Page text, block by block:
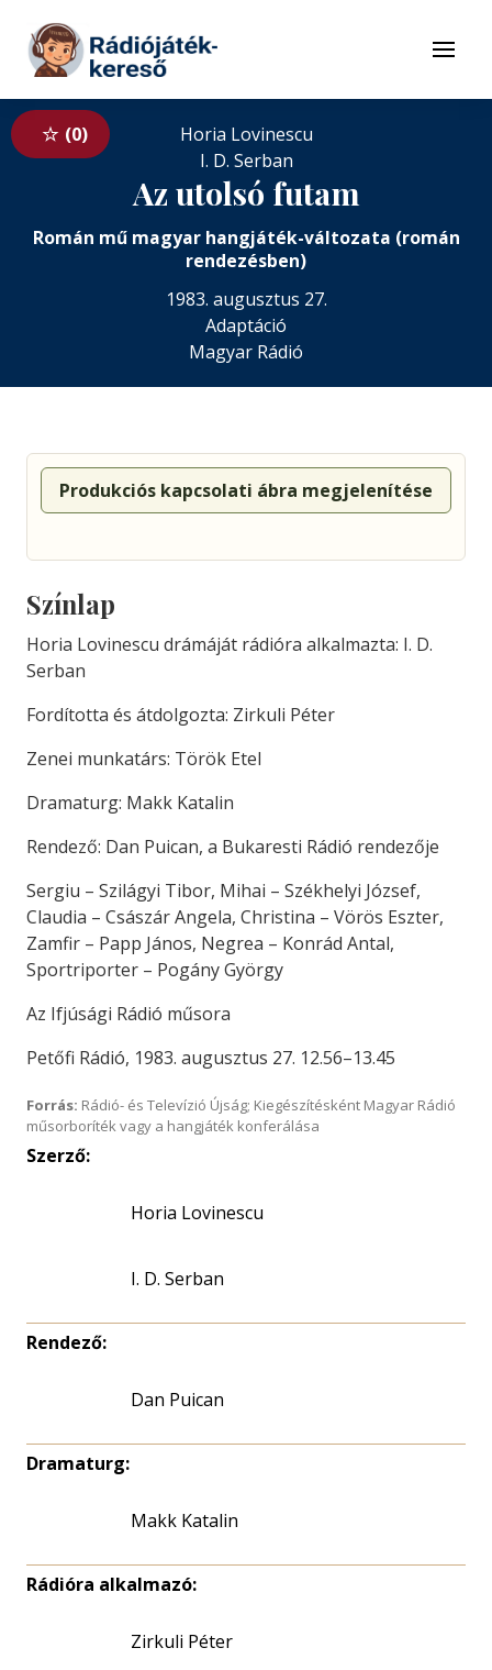
Tovább a tartalomhoz
Menü
0
Horia Lovinescu
I. D. Serban
Az utolsó futam
Román mű magyar hangjáték-változata (román
rendezésben)
1983. augusztus 27.
Adaptáció
Magyar Rádió
Produkciós kapcsolati ábra megjelenítése
Színlap
Horia Lovinescu drámáját rádióra alkalmazta: I. D.
Serban
Fordította és átdolgozta: Zirkuli Péter
Zenei munkatárs: Török Etel
Dramaturg: Makk Katalin
Rendező: Dan Puican, a Bukaresti Rádió rendezője
Sergiu – Szilágyi Tibor, Mihai – Székhelyi József,
Claudia – Császár Angela, Christina – Vörös Eszter,
Zamfir – Papp János, Negrea – Konrád Antal,
Sportriporter – Pogány György
Az Ifjúsági Rádió műsora
Petőfi Rádió, 1983. augusztus 27. 12.56–13.45
Forrás: Rádió- és Televízió Újság; Kiegészítésként Magyar Rádió
műsorboríték vagy a hangjáték konferálása
Szerző:
Horia Lovinescu
I. D. Serban
Rendező:
Dan Puican
Dramaturg:
Makk Katalin
Rádióra alkalmazó:
Zirkuli Péter